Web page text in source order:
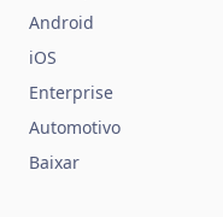
Android
iOS
Enterprise
Automotivo
Baixar